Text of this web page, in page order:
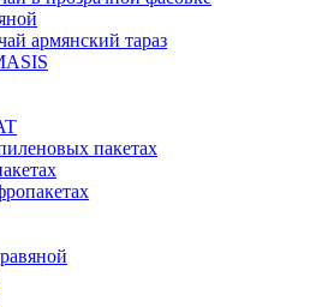
армянский тараз
пакетах